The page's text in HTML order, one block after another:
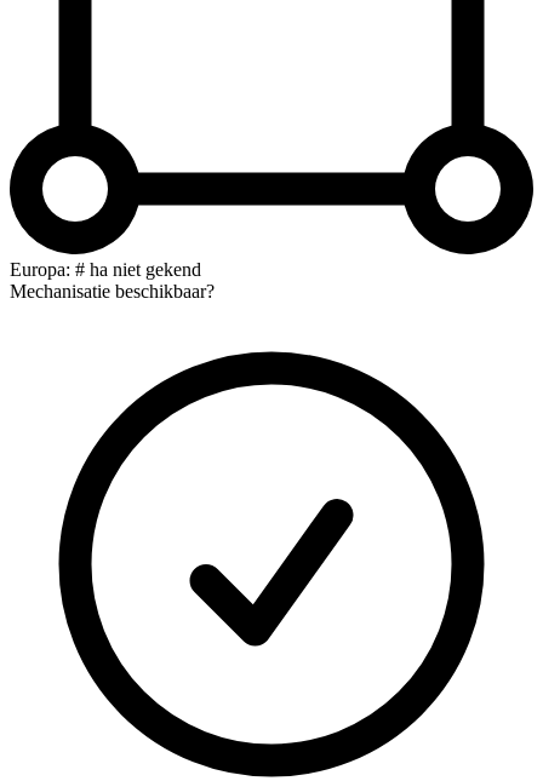
Europa: # ha niet gekend
Mechanisatie beschikbaar?